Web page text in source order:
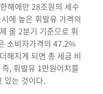
해에만 28조원의 세수
에 높은 휘발유 가격의
올 2분기 기준으로 휘
소비자가격의 47.2%
해지게 되면 총 세금 비
, 휘발유 1만원어치를
있는 것이다.